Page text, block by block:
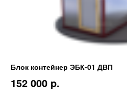
Блок контейнер ЭБК-01 ДВП
152 000 p.